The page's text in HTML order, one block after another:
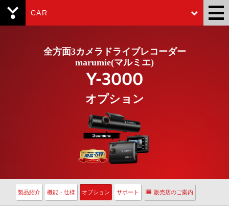
CAR
全方面3カメラドライブレコーダー
marumie(マルミエ)
Y-3000
オプション
製品紹介 機能・仕様 オプション サポート 販売店のご案内